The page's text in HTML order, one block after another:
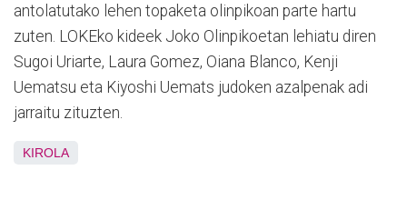
antolatutako lehen topaketa olinpikoan parte hartu
zuten. LOKEko kideek Joko Olinpikoetan lehiatu diren
Sugoi Uriarte, Laura Gomez, Oiana Blanco, Kenji
Uematsu eta Kiyoshi Uemats judoken azalpenak adi
jarraitu zituzten.
KIROLA